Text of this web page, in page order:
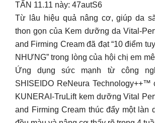
TẤN 11.11 này: 47autS6
Từ lâu hiệu quả nâng cơ, giúp da
thon gọn của Kem dưỡng da Vital-
and Firming Cream đã đạt “10 điểm
NHƯNG” trong lòng của hội chị em
Ứng dụng sức mạnh từ công
SHISEIDO ReNeura
KUNERAI-TruLift kem dưỡng Vital
and Firming Cream thúc đẩy một làn